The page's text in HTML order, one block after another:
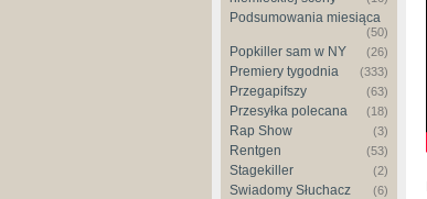
Podsumowania miesiąca
(50)
Popkiller sam w NY (26)
Premiery tygodnia (333)
Przegapifszy (63)
Przesyłka polecana (18)
Rap Show (3)
Rentgen (53)
Stagekiller (2)
Świadomy Słuchacz (6)